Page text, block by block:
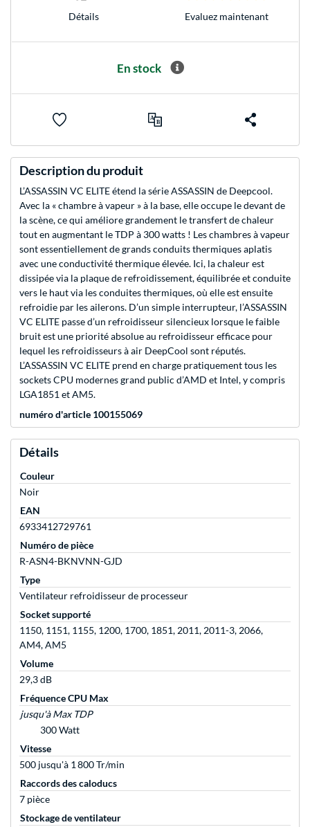
Détails Evaluez maintenant
En stock
Description du produit
L’ASSASSIN VC ELITE étend la série ASSASSIN de Deepcool.
Avec la « chambre à vapeur » à la base, elle occupe le devant de
la scène, ce qui améliore grandement le transfert de chaleur
tout en augmentant le TDP à 300 watts ! Les chambres à vapeur
sont essentiellement de grands conduits thermiques aplatis
avec une conductivité thermique élevée. Ici, la chaleur est
dissipée via la plaque de refroidissement, équilibrée et conduite
vers le haut via les conduites thermiques, où elle est ensuite
refroidie par les ailerons. D’un simple interrupteur, l’ASSASSIN
VC ELITE passe d’un refroidisseur silencieux lorsque le faible
bruit est une priorité absolue au refroidisseur efficace pour
lequel les refroidisseurs à air DeepCool sont réputés.
L’ASSASSIN VC ELITE prend en charge pratiquement tous les
sockets CPU modernes grand public d’AMD et Intel, y compris
LGA1851 et AM5.
numéro d'article 100155069
Détails
Couleur
Noir
EAN
6933412729761
Numéro de pièce
R-ASN4-BKNVNN-GJD
Type
Ventilateur refroidisseur de processeur
Socket supporté
1150, 1151, 1155, 1200, 1700, 1851, 2011, 2011-3, 2066,
AM4, AM5
Volume
29,3 dB
Fréquence CPU Max
jusqu'à Max TDP
300 Watt
Vitesse
500 jusqu'à 1 800 Tr/min
Raccords des caloducs
7 pièce
Stockage de ventilateur